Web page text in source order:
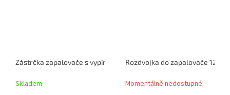
Zástrčka zapalovače s vypínačem 12V
Skladem
Rozdvojka do zapalovače 12V /
Momentálně nedostupné